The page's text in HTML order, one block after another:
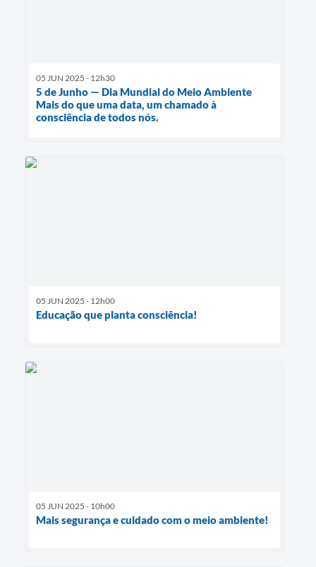
05 JUN 2025 - 12h30
5 de Junho — Dia Mundial do Meio Ambiente
Mais do que uma data, um chamado à
consciência de todos nós.
05 JUN 2025 - 12h00
Educação que planta consciência!
05 JUN 2025 - 10h00
Mais segurança e cuidado com o meio ambiente!